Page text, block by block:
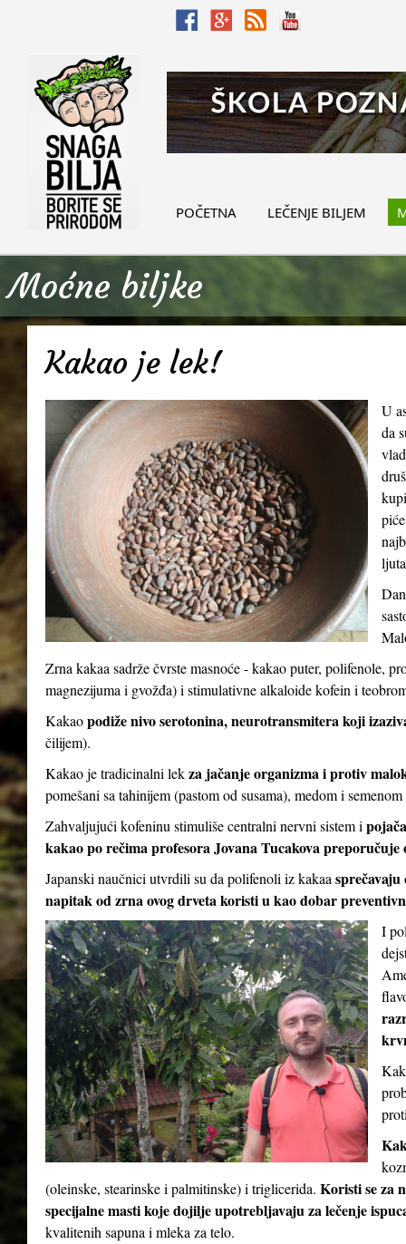
POČETNA LEČENJE BILJEM
Moćne biljke
Kakao je lek!
U
da
Zrna kakaa sadrže čvrste masnoće - kakao puter, polifenole,
magnezijuma i gvožđa) i stimulativne alkaloide kofein i
Kakaopodiže nivo serotonina, neurotransmitera koji
čilijem).
Kakao je tradicinalni lekza jačanje organizma i protiv
pomešani sa tahinijem (pastom od susama), medom i
Zahvaljujući kofeninu stimuliše centralni nervni sistem i
kakao po rečima profesora Jovana Tucakova preporučuje
Japanski naučnici utvrdili su da polifenoli iz kakaa
napitak od zrna ovog drveta koristi u kao dobar
I
(oleinske, stearinske i palmitinske) i triglicerida. Koristi se za
specijalne masti koje dojilje upotrebljavaju za lečenje
kvalitenih sapuna i mleka za telo.